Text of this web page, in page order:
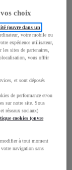
choix
(ouvre dans un
votre mobile ou
expérience utilisateur,
les sites de partenaires,
vous offrir
et sont déposés
de performance et/ou
sur notre site. Sous
réseaux sociaux)
cookies (ouvre
modifier à tout moment
navigation sans